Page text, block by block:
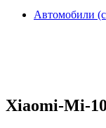
Автомобили
Xiaomi-Mi-